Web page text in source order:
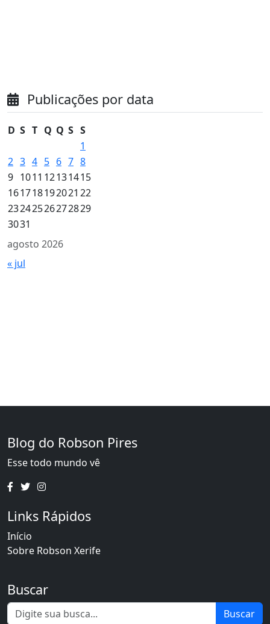
Publicações por data
agosto 2026
D S T Q Q S S
1
2 3 4 5 6 7 8
9 1011 12131415
161718192021 22
23242526272829
3031
« jul
Blog do Robson Pires
Esse todo mundo vê
Links Rápidos
Início
Sobre Robson Xerife
Buscar
Buscar